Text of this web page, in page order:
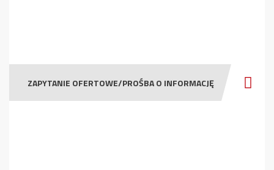
ZAPYTANIE OFERTOWE/PROŚBA O INFORMACJĘ